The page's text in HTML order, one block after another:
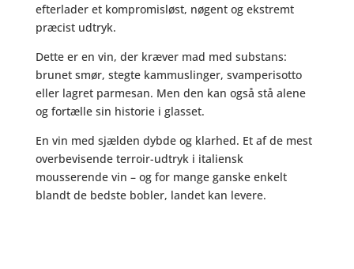
efterlader et kompromisløst, nøgent og ekstremt
præcist udtryk.
Dette er en vin, der kræver mad med substans:
brunet smør, stegte kammuslinger, svamperisotto
eller lagret parmesan. Men den kan også stå alene
og fortælle sin historie i glasset.
En vin med sjælden dybde og klarhed. Et af de mest
overbevisende terroir-udtryk i italiensk
mousserende vin – og for mange ganske enkelt
blandt de bedste bobler, landet kan levere.